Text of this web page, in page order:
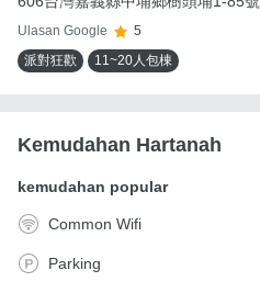
Ulasan Google
5
派對狂歡
11~20人包棟
Kemudahan Hartanah
kemudahan popular
Common Wifi
Parking